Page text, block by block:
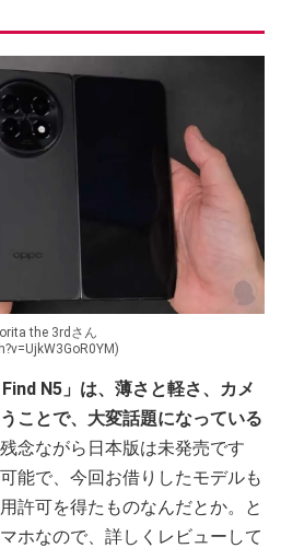
the 3rdさん
N5」は、薄さと軽さ、カメ
ことで、大変話題になっている
残念ながら日本版は未発売です
能で、今回お借りしたモデルも
許可を得たものなんだとか。と
ホなので、詳しくレビューして